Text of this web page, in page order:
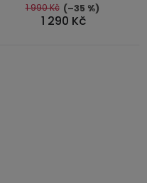
5
hvězdiček.
1 290 Kč
1 990 Kč (–35 %)